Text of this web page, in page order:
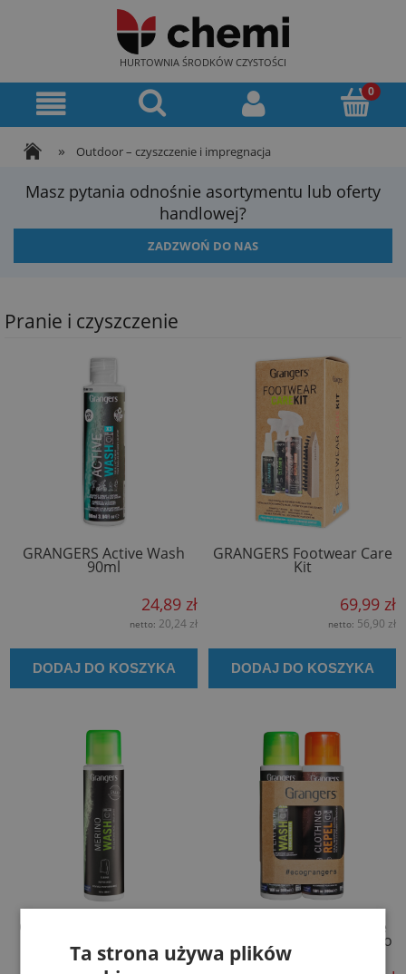
HURTOWNIA ŚRODKÓW CZYSTOŚCI
» Outdoor – czyszczenie i impregnacja
Masz pytania odnośnie asortymentu lub oferty
handlowej?
ZADZWOŃ DO NAS
Pranie i czyszczenie
GRANGERS Active Wash
90ml
24,89 zł
netto: 20,24 zł
DODAJ DO KOSZYKA
GRANGERS Footwear Care
Kit
69,99 zł
netto: 56,90 zł
DODAJ DO KOSZYKA
GRANGERS Merino Wash GRANGERS Performance
Wash + Clothing Repel Eco
Twin Pack
Ta strona używa plików